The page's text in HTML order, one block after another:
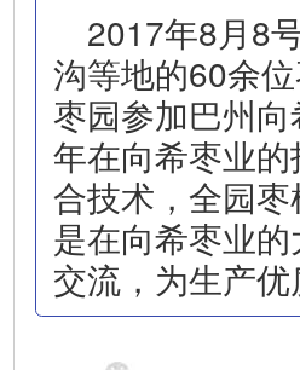
2017年8月8
沟等地的60余
枣园参加巴州
年在向希枣业
合技术，全园
是在向希枣业
交流，为生产